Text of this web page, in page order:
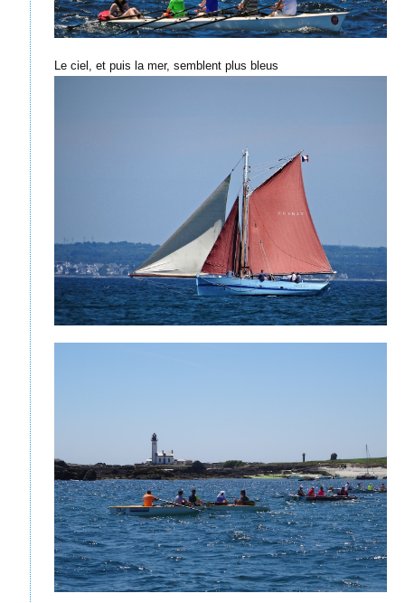
Le ciel, et puis la mer, semblent plus bleus